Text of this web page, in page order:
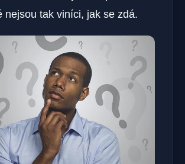
nejsou tak viníci, jak se zdá.